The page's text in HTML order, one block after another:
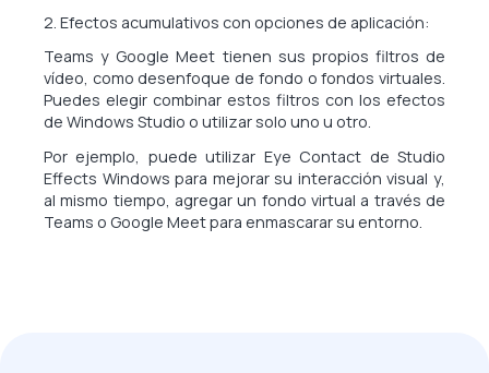
2. Efectos acumulativos con opciones de aplicación:
Teams y Google Meet tienen sus propios filtros de
vídeo, como desenfoque de fondo o fondos virtuales.
Puedes elegir combinar estos filtros con los efectos
de Windows Studio o utilizar solo uno u otro.
Por ejemplo, puede utilizar Eye Contact de Studio
Effects Windows para mejorar su interacción visual y,
al mismo tiempo, agregar un fondo virtual a través de
Teams o Google Meet para enmascarar su entorno.